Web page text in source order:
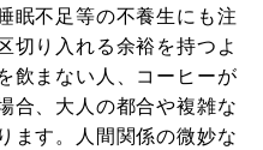
眠不足等の不養生にも注
切り入れる余裕を持つよ
飲まない人、コーヒーが
合、大人の都合や複雑な
ます。人間関係の微妙な